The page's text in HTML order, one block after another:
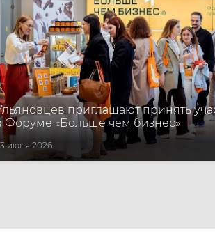
приглашают принять
Форуме «Больше чем бизнес»
июня 2026